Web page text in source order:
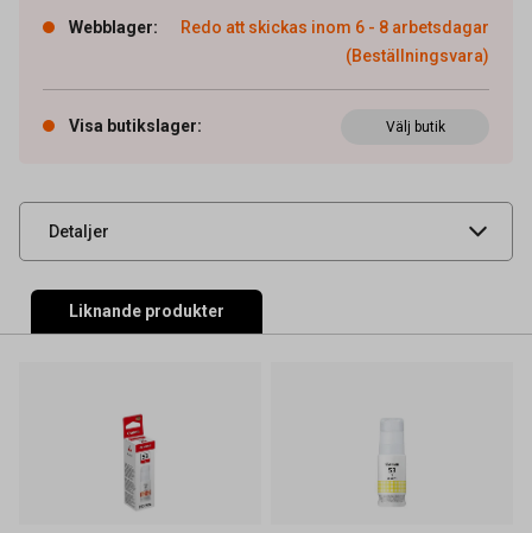
Webblager:
Redo att skickas inom 6 - 8 arbetsdagar
(Beställningsvara)
Visa butikslager: Välj butik
Detaljer
26011896
UNSPSC 44103105
Liknande produkter